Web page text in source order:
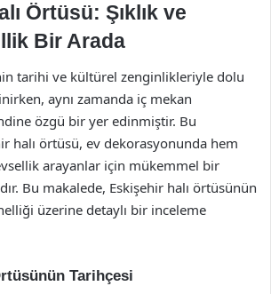
Örtüsü: Şıklık ve
Bir Arada
tarihi ve kültürel zenginlikleriyle dolu
aynı zamanda iç mekan
özgü bir yer edinmiştir. Bu
halı örtüsü, ev dekorasyonunda hem
arayanlar için mükemmel bir
Bu makalede, Eskişehir halı örtüsünün
üzerine detaylı bir inceleme
Tarihçesi